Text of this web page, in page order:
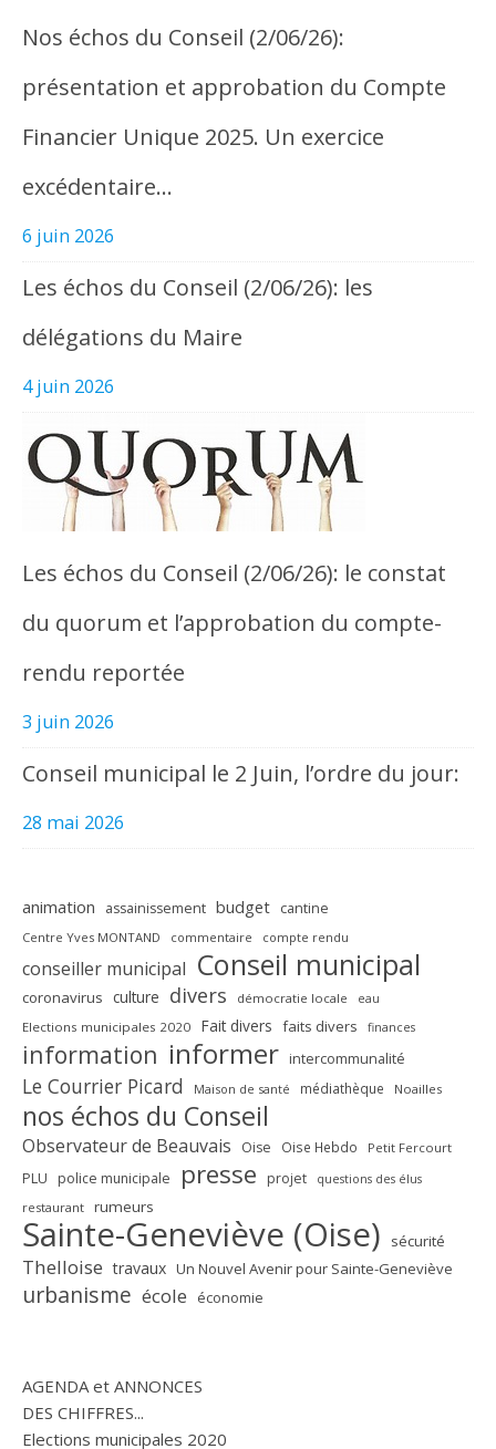
Nos échos du Conseil (2/06/26):
présentation et approbation du Compte
Financier Unique 2025. Un exercice
excédentaire…
6 juin 2026
Les échos du Conseil (2/06/26): les
délégations du Maire
4 juin 2026
Les échos du Conseil (2/06/26): le constat
du quorum et l’approbation du compte-
rendu reportée
3 juin 2026
Conseil municipal le 2 Juin, l’ordre du jour:
28 mai 2026
animation assainissement budget cantine
Centre Yves MONTAND commentaire compte rendu
conseiller municipal Conseil municipal
coronavirus culture divers démocratie locale eau
Elections municipales 2020 Fait divers faits divers finances
information informer intercommunalité
Le Courrier Picard Maison de santé médiathèque Noailles
nos échos du Conseil
Observateur de Beauvais Oise Oise Hebdo Petit Fercourt
PLU police municipale presse projet questions des élus
restaurant rumeurs
Sainte-Geneviève (Oise) sécurité
Thelloise travaux Un Nouvel Avenir pour Sainte-Geneviève
urbanisme école économie
AGENDA et ANNONCES
DES CHIFFRES...
Elections municipales 2020